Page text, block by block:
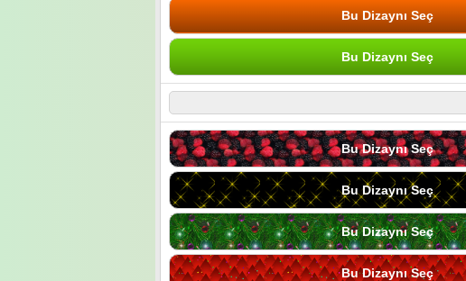
Bu Dizaynı Seç
Bu Dizaynı Seç
Bu Dizaynı Seç
Bu Dizaynı Seç
Bu Dizaynı Seç
Bu Dizaynı Seç